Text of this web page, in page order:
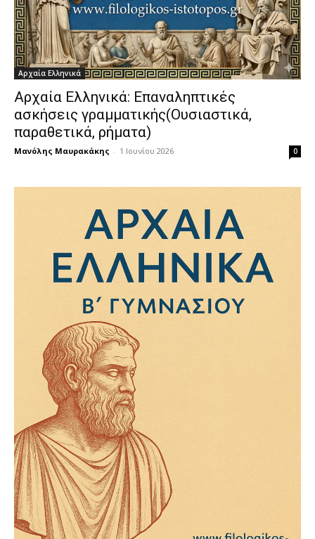
Αρχαία Ελληνικά
Αρχαία Ελληνικά: Επαναληπτικές
ασκήσεις γραμματικής(Ουσιαστικά,
παραθετικά, ρήματα)
Μανόλης Μαυρακάκης - 1 Ιουνίου 2026 0